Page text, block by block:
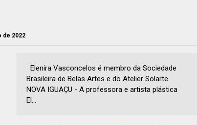
de 2022
Elenira Vasconcelos é membro da Sociedade
Brasileira de Belas Artes e do Atelier Solarte
NOVA IGUAÇU - A professora e artista plástica
El...